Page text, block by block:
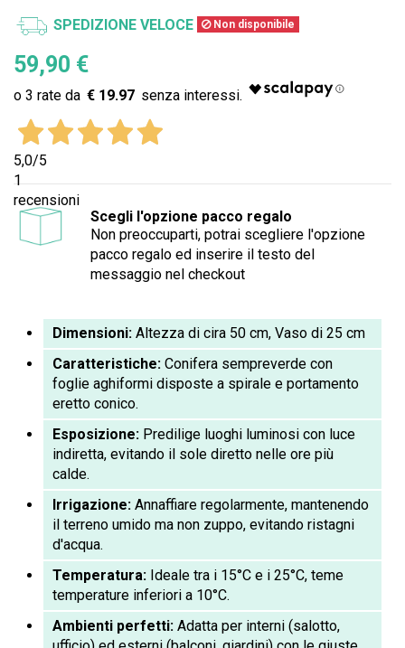
SPEDIZIONE VELOCE Non disponibile
59,90 €
€ 19.97
5,0/5
1
recensioni
Scegli l'opzione pacco regalo
Non preoccuparti, potrai scegliere l'opzione
pacco regalo ed inserire il testo del
messaggio nel checkout
Dimensioni: Altezza di cira 50 cm, Vaso di 25 cm
Caratteristiche: Conifera sempreverde con
foglie aghiformi disposte a spirale e portamento
eretto conico.
Esposizione: Predilige luoghi luminosi con luce
indiretta, evitando il sole diretto nelle ore più
calde.
Irrigazione: Annaffiare regolarmente, mantenendo
il terreno umido ma non zuppo, evitando ristagni
d'acqua.
Temperatura: Ideale tra i 15°C e i 25°C, teme
temperature inferiori a 10°C.
Ambienti perfetti: Adatta per interni (salotto,